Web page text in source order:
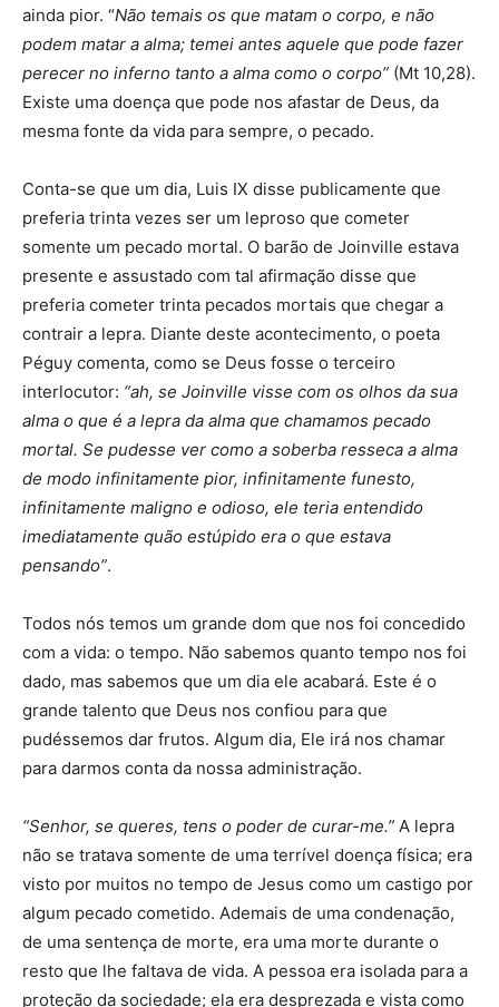
ainda pior. “Não temais os que matam o corpo, e não
podem matar a alma; temei antes aquele que pode fazer
perecer no inferno tanto a alma como o corpo” (Mt 10,28).
Existe uma doença que pode nos afastar de Deus, da
mesma fonte da vida para sempre, o pecado.
Conta-se que um dia, Luis IX disse publicamente que
preferia trinta vezes ser um leproso que cometer
somente um pecado mortal. O barão de Joinville estava
presente e assustado com tal afirmação disse que
preferia cometer trinta pecados mortais que chegar a
contrair a lepra. Diante deste acontecimento, o poeta
Péguy comenta, como se Deus fosse o terceiro
interlocutor: “ah, se Joinville visse com os olhos da sua
alma o que é a lepra da alma que chamamos pecado
mortal. Se pudesse ver como a soberba resseca a alma
de modo infinitamente pior, infinitamente funesto,
infinitamente maligno e odioso, ele teria entendido
imediatamente quão estúpido era o que estava
pensando”.
Todos nós temos um grande dom que nos foi concedido
com a vida: o tempo. Não sabemos quanto tempo nos foi
dado, mas sabemos que um dia ele acabará. Este é o
grande talento que Deus nos confiou para que
pudéssemos dar frutos. Algum dia, Ele irá nos chamar
para darmos conta da nossa administração.
“Senhor, se queres, tens o poder de curar-me.” A lepra
não se tratava somente de uma terrível doença física; era
visto por muitos no tempo de Jesus como um castigo por
algum pecado cometido. Ademais de uma condenação,
de uma sentença de morte, era uma morte durante o
resto que lhe faltava de vida. A pessoa era isolada para a
proteção da sociedade; ela era desprezada e vista como